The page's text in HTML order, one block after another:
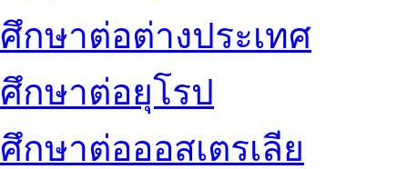
ศึกษาต่อต่างประเทศ
ศึกษาต่อยุโรป
ศึกษาต่อออสเตรเลีย